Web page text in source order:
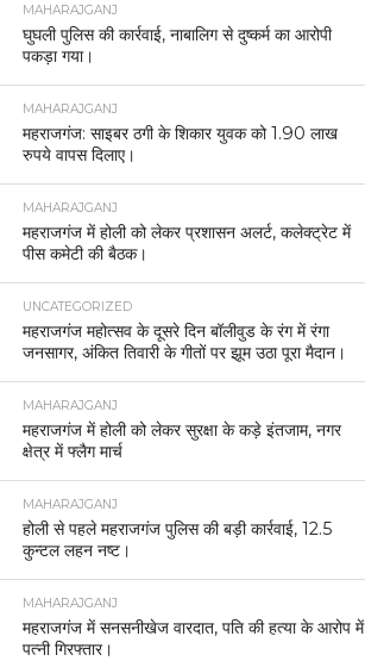
MAHARAJGANJ
घुघली पुलिस की कार्रवाई, नाबालिग से दुष्कर्म का आरोपी
पकड़ा गया।
MAHARAJGANJ
महराजगंज: साइबर ठगी के शिकार युवक को 1.90 लाख
रुपये वापस दिलाए।
MAHARAJGANJ
महराजगंज में होली को लेकर प्रशासन अलर्ट, कलेक्ट्रेट में
पीस कमेटी की बैठक।
UNCATEGORIZED
महराजगंज महोत्सव के दूसरे दिन बॉलीवुड के रंग में रंगा
जनसागर, अंकित तिवारी के गीतों पर झूम उठा पूरा मैदान।
MAHARAJGANJ
महराजगंज में होली को लेकर सुरक्षा के कड़े इंतजाम, नगर
क्षेत्र में फ्लैग मार्च
MAHARAJGANJ
होली से पहले महराजगंज पुलिस की बड़ी कार्रवाई, 12.5
कुन्टल लहन नष्ट।
MAHARAJGANJ
महराजगंज में सनसनीखेज वारदात, पति की हत्या के आरोप में
पत्नी गिरफ्तार।